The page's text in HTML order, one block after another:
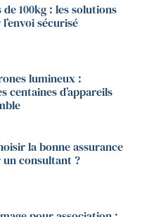
de 100kg : les solutions
sécurisé
lumineux :
centaines d’appareils
la bonne assurance
un consultant ?